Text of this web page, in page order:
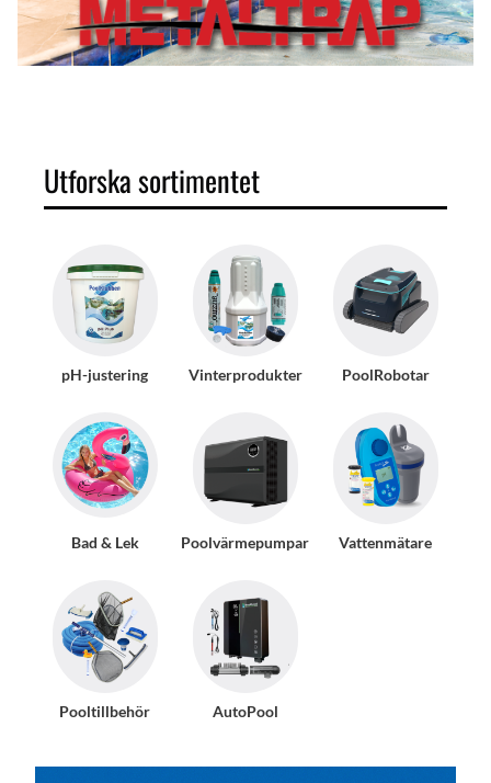
Utforska sortimentet
pH-justering Vinterprodukter PoolRobotar
Bad & Lek Poolvärmepumpar Vattenmätare
Pooltillbehör AutoPool